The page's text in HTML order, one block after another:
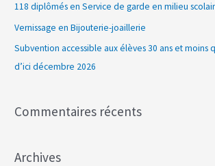
h
e
r
118 diplômés en Service de garde en milieu
Vernissage en Bijouterie-joaillerie
Subvention accessible aux élèves 30 ans et moins
d’ici décembre 2026
Commentaires récents
Archives